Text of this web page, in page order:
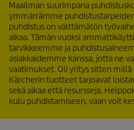
Maailman suurimpana
ymmärrämme
puhdistus on välttämätön
aikaa. Tämän vuoksi
tarvikkeemme ja
asiakkaidemme kanssa, jotta ne
vaatimukset. Oli yritys sitten millä
Kärcherin tuotteet tarjoavat
sekä aikaa että resursseja.
kulu puhdistamiseen, vaan voit